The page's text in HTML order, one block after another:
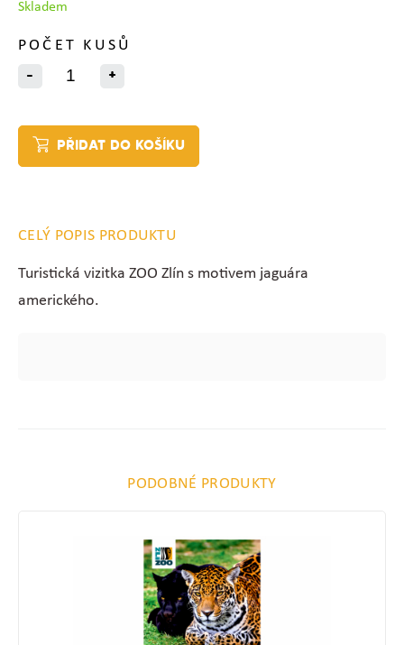
Skladem
POČET KUSŮ
-
+
PŘIDAT DO KOŠÍKU
CELÝ POPIS PRODUKTU
Turistická vizitka ZOO Zlín s motivem jaguára
amerického.
PODOBNÉ PRODUKTY